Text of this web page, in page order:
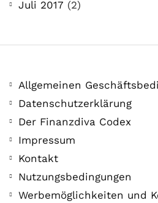
Juli 2017 (2)
Allgemeinen
Datenschutzerklärung
Der Finanzdiva Codex
Impressum
Kontakt
Nutzungsbedingungen
Werbemöglichkeiten und